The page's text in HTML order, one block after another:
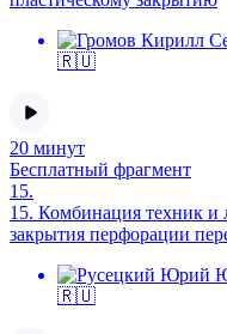
🇷🇺
20 минут
Бесплатный фрагмент
15.
15. Комбинация техник и
закрытия перфорации
🇷🇺